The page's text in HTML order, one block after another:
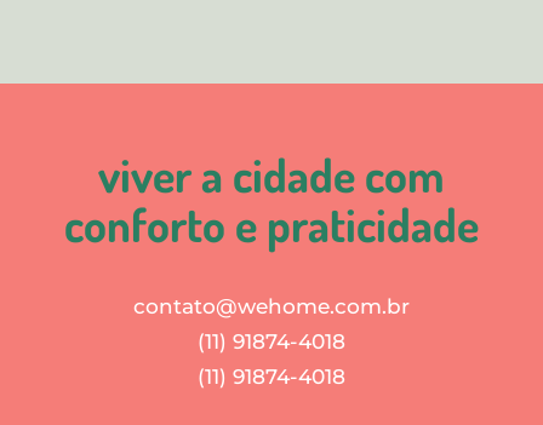
viver a cidade com
conforto e praticidade
contato@wehome.com.br
(11) 91874-4018
(11) 91874-4018